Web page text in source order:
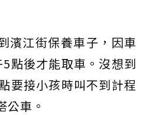
濱江街保養車子，因車
點後才能取車。沒想到
要接小孩時叫不到計程
車。